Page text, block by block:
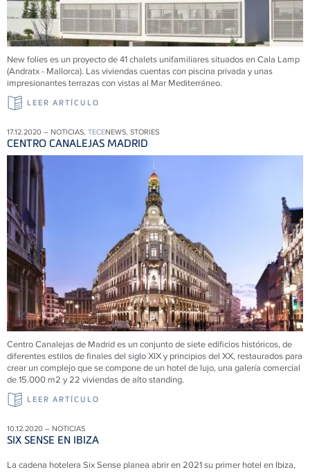
New folies es un proyecto de 41 chalets unifamiliares situados en Cala Lamp
(Andratx - Mallorca). Las viviendas cuentas con piscina privada y unas
impresionantes terrazas con vistas al Mar Mediterráneo.
LEER ARTÍCULO
17.12.2020 – NOTICIAS, TECENEWS, STORIES
CENTRO CANALEJAS MADRID
Centro Canalejas de Madrid es un conjunto de siete edificios históricos, de
diferentes estilos de finales del siglo XIX y principios del XX, restaurados para
crear un complejo que se compone de un hotel de lujo, una galería comercial
de 15.000 m2 y 22 viviendas de alto standing.
LEER ARTÍCULO
10.12.2020 – NOTICIAS
SIX SENSE EN IBIZA
La cadena hotelera Six Sense planea abrir en 2021 su primer hotel en Ibiza,